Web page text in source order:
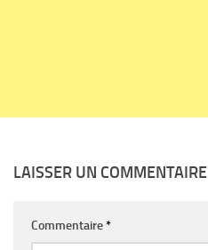
LAISSER UN COMMENTAIRE
Commentaire*